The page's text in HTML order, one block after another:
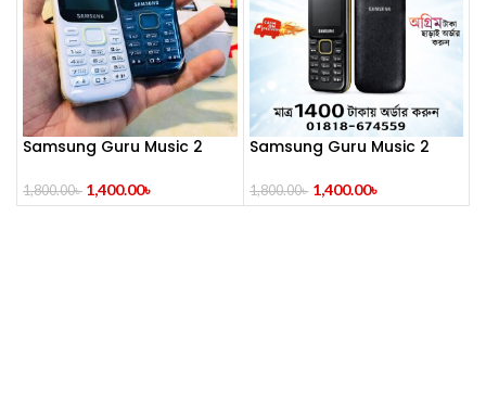
Samsung Guru Music 2
1,800.00৳ 1,400.00৳
Samsung Guru Music 2
1,800.00৳ 1,400.00৳